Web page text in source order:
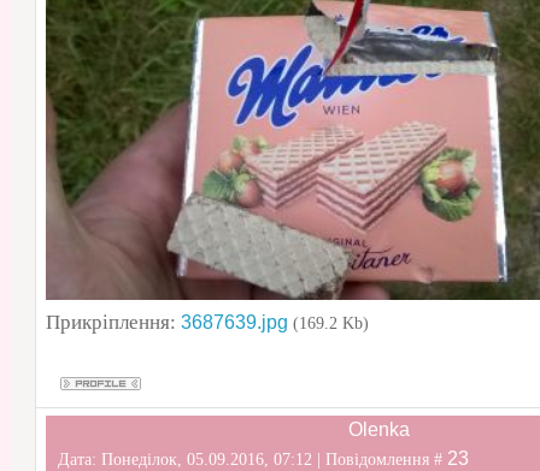
Прикріплення: 3687639.jpg (169.2 Kb)
Olenka
Дата: Понеділок, 05.09.2016, 07:12 | Повідомлення # 23